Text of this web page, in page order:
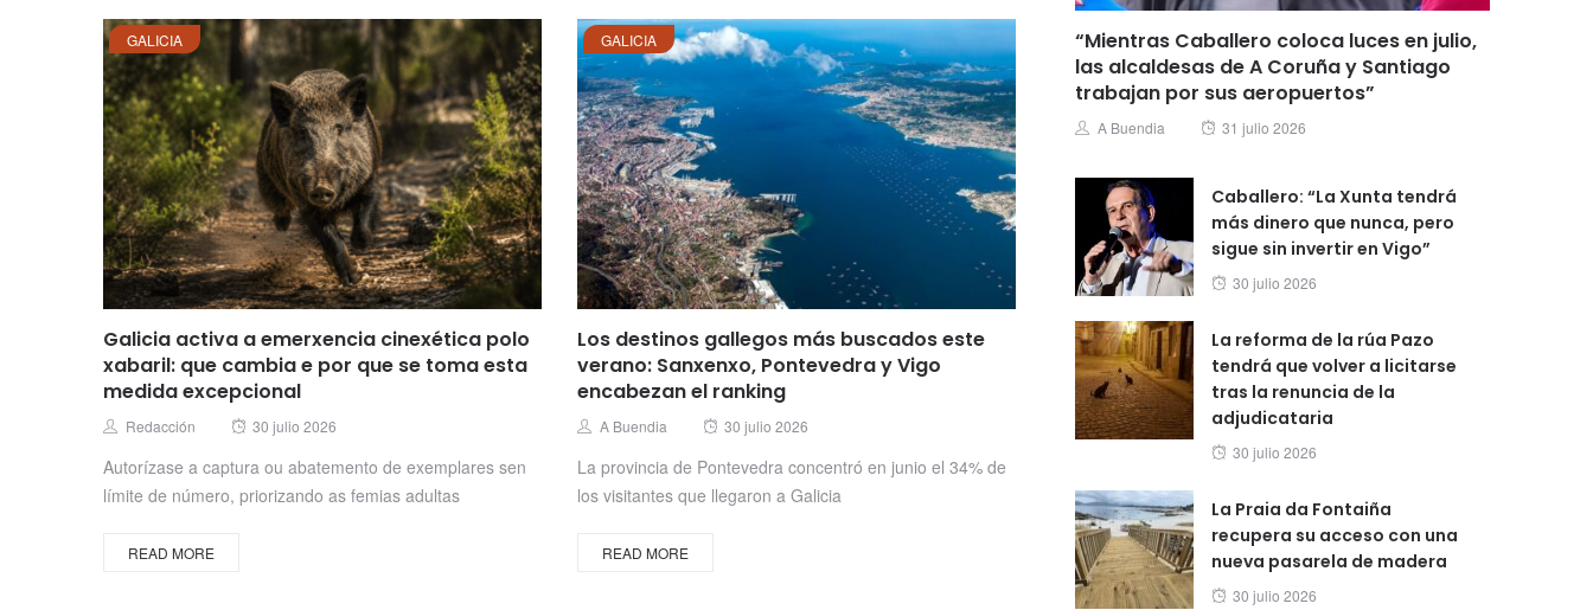
GALICIA
Galicia activa a emerxencia cinexética polo
xabaril: que cambia e por que se toma esta
medida excepcional
Author
Redacción
Posted
30 julio 2026
Autorízase a captura ou abatemento de exemplares sen
límite de número, priorizando as femias adultas
READ MORE
GALICIA
Los destinos gallegos más buscados este
verano: Sanxenxo, Pontevedra y Vigo
encabezan el ranking
Author
A Buendia
Posted
30 julio 2026
La provincia de Pontevedra concentró en junio el 34% de
los visitantes que llegaron a Galicia
READ MORE
“Mientras Caballero coloca luces en julio,
las alcaldesas de A Coruña y Santiago
trabajan por sus aeropuertos”
Author
A Buendia
Posted
31 julio 2026
Caballero: “La Xunta tendrá
más dinero que nunca, pero
sigue sin invertir en Vigo”
Posted
30 julio 2026
La reforma de la rúa Pazo
tendrá que volver a licitarse
tras la renuncia de la
adjudicataria
Posted
30 julio 2026
La Praia da Fontaiña
recupera su acceso con una
nueva pasarela de madera
Posted
30 julio 2026